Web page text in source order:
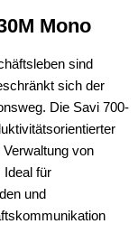
Mono
sind
sich der
Die Savi 700-
von
Ideal für
und